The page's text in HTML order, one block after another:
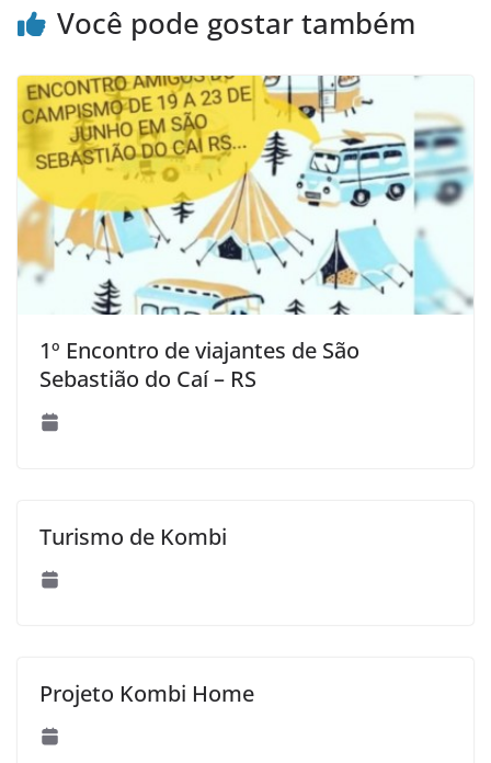
Você pode gostar também
1º Encontro de viajantes de São
Sebastião do Caí – RS
Turismo de Kombi
Projeto Kombi Home